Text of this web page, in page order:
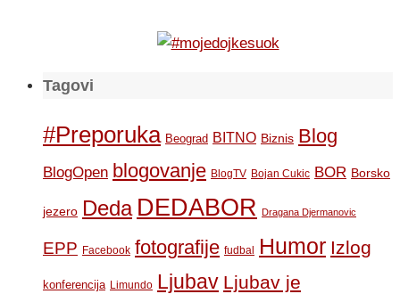
Tagovi
#Preporuka Beograd BITNO Biznis Blog
BlogOpen blogovanje BlogTV Bojan Cukic BOR Borsko
jezero Deda DEDABOR Dragana Djermanovic
EPP Facebook fotografije fudbal Humor Izlog
konferencija Limundo Ljubav Ljubav je